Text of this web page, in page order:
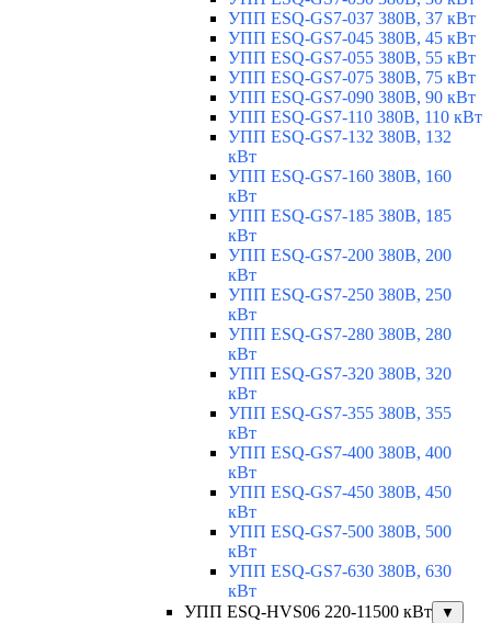
УПП ESQ-GS7-037 380В, 37 кВт
УПП ESQ-GS7-045 380В, 45 кВт
УПП ESQ-GS7-055 380В, 55 кВт
УПП ESQ-GS7-075 380В, 75 кВт
УПП ESQ-GS7-090 380В, 90 кВт
УПП ESQ-GS7-110 380В, 110 кВт
УПП ESQ-GS7-132 380В, 132
кВт
УПП ESQ-GS7-160 380В, 160
кВт
УПП ESQ-GS7-185 380В, 185
кВт
УПП ESQ-GS7-200 380В, 200
кВт
УПП ESQ-GS7-250 380В, 250
кВт
УПП ESQ-GS7-280 380В, 280
кВт
УПП ESQ-GS7-320 380В, 320
кВт
УПП ESQ-GS7-355 380В, 355
кВт
УПП ESQ-GS7-400 380В, 400
кВт
УПП ESQ-GS7-450 380В, 450
кВт
УПП ESQ-GS7-500 380В, 500
кВт
УПП ESQ-GS7-630 380В, 630
кВт
УПП ESQ-HVS06 220-11500 кВт
▼